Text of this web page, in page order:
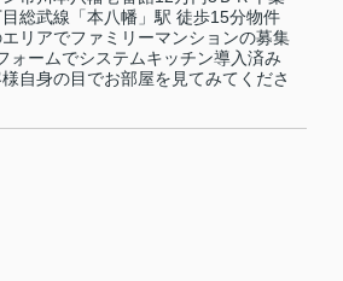
総武線「本八幡」駅 徒歩15分物件
リアでファミリーマンションの募集
ォームでシステムキッチン導入済み
自身の目でお部屋を見てみてくださ